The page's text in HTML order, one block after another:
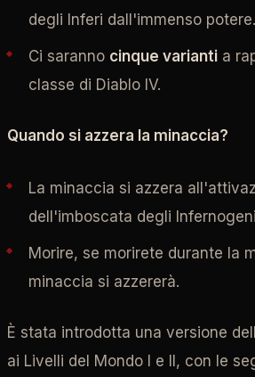
degli Inferi dall'immenso potere.
Ci saranno cinque variantia
classe di Diablo IV.
Quando si azzera la minaccia?
La minaccia si azzera
dell'imboscata degli
Morire, se morirete durante la
minaccia si azzererà.
È stata introdotta una versione
ai Livelli del Mondo I e II, con le